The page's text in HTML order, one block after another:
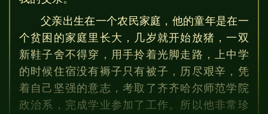
父亲出生在一个农民家庭，他的童年是在一
个贫困的家庭里长大，几岁就开始放猪，一双
新鞋子舍不得穿，用手拎着光脚走路，上中学
的时候住宿没有褥子只有被子，历尽艰辛，凭
着自己坚强的意志，考取了齐齐哈尔师范学院
政治系，完成学业参加了工作。所以他非常珍